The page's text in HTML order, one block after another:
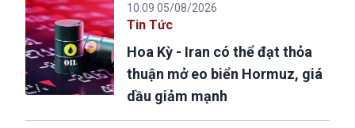
10:09 05/08/2026
Tin Tức
Hoa Kỳ - Iran có thể đạt thỏa
thuận mở eo biển Hormuz, giá
dầu giảm mạnh